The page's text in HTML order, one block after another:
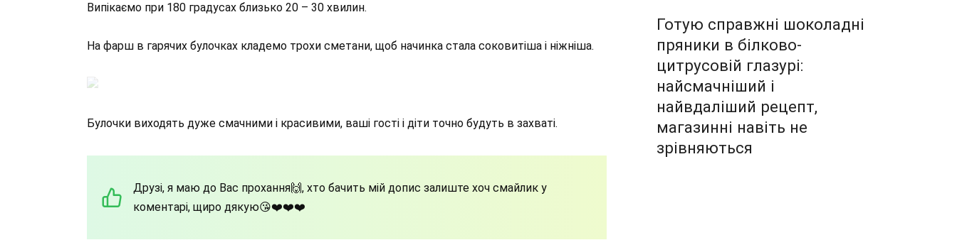
Випікаємо при 180 градусах близько 20 – 30 хвилин.
На фарш в гарячих булочках кладемо трохи сметани, щоб начинка стала соковитіша і ніжніша.
Булочки виходять дуже смачними і красивими, ваші гості і діти точно будуть в захваті.
Друзі, я маю до Вас прохання🙌, хто бачить мій допис залиште хоч смайлик у
коментарі, щиро дякую😘❤️❤️❤️
Готую справжні шоколадні
пряники в білково-
цитрусовій глазурі:
найсмачніший і
найвдаліший рецепт,
магазинні навіть не
зрівняються